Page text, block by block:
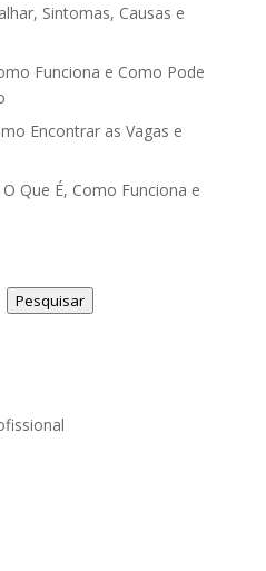
Sintomas, Causas e
Funciona e Como Pode
Encontrar as Vagas e
Que É, Como Funciona e
Pesquisar